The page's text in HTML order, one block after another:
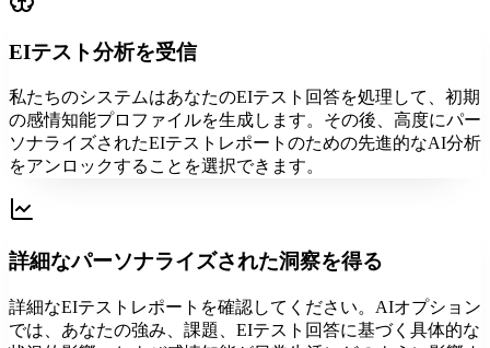
EIテスト分析を受信
私たちのシステムはあなたのEIテスト回答を処理して、初期
の感情知能プロファイルを生成します。その後、高度にパー
ソナライズされたEIテストレポートのための先進的なAI分析
をアンロックすることを選択できます。
詳細なパーソナライズされた洞察を得る
詳細なEIテストレポートを確認してください。AIオプション
では、あなたの強み、課題、EIテスト回答に基づく具体的な